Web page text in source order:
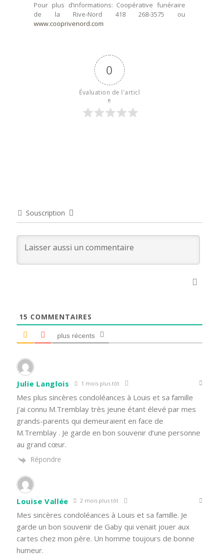
Pour plus d’informations: Coopérative funéraire
de la Rive-Nord 418 268-3575 ou
www.cooprivenord.com
0
Évaluation de l'articl
e
Souscription
15 COMMENTAIRES
plus récents
Julie Langlois 1 mois plus tôt
Mes plus sincères condoléances à Louis et sa famille
j’ai connu M.Tremblay très jeune étant élevé par mes
grands-parents qui demeuraient en face de
M.Tremblay . Je garde en bon souvenir d’une personne
au grand cœur.
Répondre
Louise Vallée 2 mois plus tôt
Mes sincères condoléances à Louis et sa famille. Je
garde un bon souvenir de Gaby qui venait jouer aux
cartes chez mon père. Un homme toujours de bonne
humeur.